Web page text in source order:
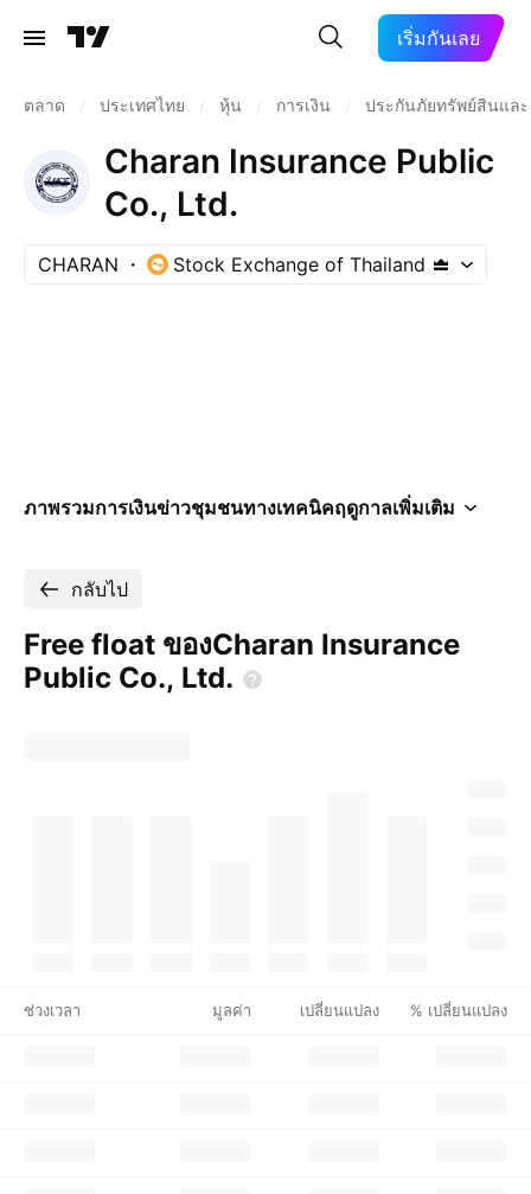
เริ่มกันเลย
ตลาด ประเทศไทย หุ้น การเงิน ประกันภัยทรัพย์สินแล
Charan Insurance Public
Co., Ltd.
CHARAN Stock Exchange of Thailand
ภาพรวมการเงินข่าวชุมชนทางเทคนิคฤดูกาลเพิ่มเติม
กลับไป
Free float ของCharan Insurance
Public Co., Ltd.
ช่วงเวลา มูลค่า เปลี่ยนแปลง % เปลี่ยนแปลง